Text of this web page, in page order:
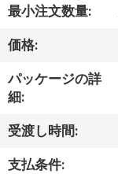
私
に
つ
い
最小注文数量:
価格:
パッケージの詳
細:
受渡し時間:
支払条件: